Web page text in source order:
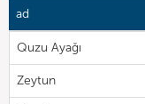
ad
Quzu Ayağı
Zeytun